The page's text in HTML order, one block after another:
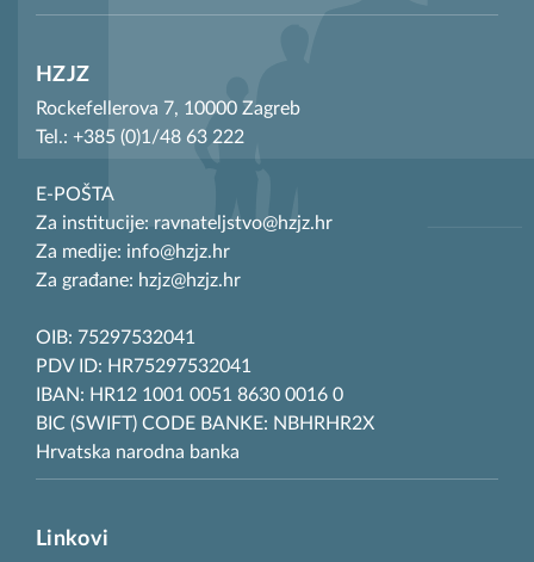
HZJZ
Rockefellerova 7, 10000 Zagreb
Tel.: +385 (0)1/48 63 222
E-POŠTA
Za institucije: ravnateljstvo@hzjz.hr
Za medije: info@hzjz.hr
Za građane: hzjz@hzjz.hr
OIB: 75297532041
PDV ID: HR75297532041
IBAN: HR12 1001 0051 8630 0016 0
BIC (SWIFT) CODE BANKE: NBHRHR2X
Hrvatska narodna banka
Linkovi